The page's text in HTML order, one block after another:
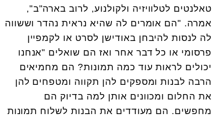
טאלנטים לטלוויזיה ולקולנוע, לרוב בארה"ב",
אמרה. "הם אומרים לה שהיא נראית נהדר וששווה
לה לנסות להיבחן באודישן לסרט או לקמפיין
פרסומי או כל דבר אחר ואז הם שואלים "אנחנו
יכולים לראות עוד כמה תמונות? הם מחמיאים
הרבה לבנות ומספקים להן תקווה ומטפחים להן
את החלום ומכוונים אותן למה בדיוק הם
מחפשים. הם מעודדים את הבנות לשלוח תמונות